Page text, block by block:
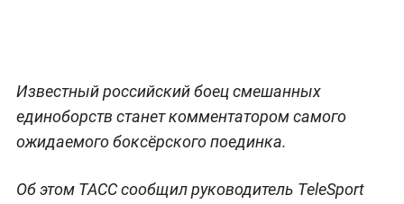
Известный российский боец смешанных
единоборств станет комментатором самого
ожидаемого боксёрского поединка.
Об этом ТАСС сообщил руководитель TeleSport